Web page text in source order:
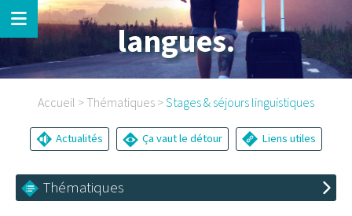
langues.
Accueil >Thématiques>Stages & séjours linguistiques
Actualités Ça vaut le détour Liens utiles
Thématiques